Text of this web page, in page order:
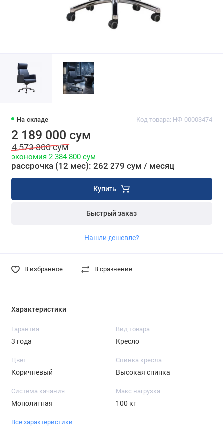
На складе Код товара: НФ-00003474
2 189 000 сум
4 573 800 сум
экономия 2 384 800 сум
рассрочка (12 мес): 262 279 сум / месяц
Купить
Быстрый заказ
Нашли дешевле?
В избранное В сравнение
Характеристики
Гарантия
3 года
Вид товара
Кресло
Цвет
Коричневый
Спинка кресла
Высокая спинка
Система качания
Монолитная
Макс нагрузка
100 кг
Все характеристики